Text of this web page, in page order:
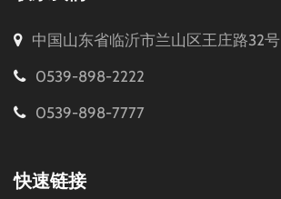
中国山东省临沂市兰山区王庄路32号
0539-898-2222
0539-898-7777
快速链接